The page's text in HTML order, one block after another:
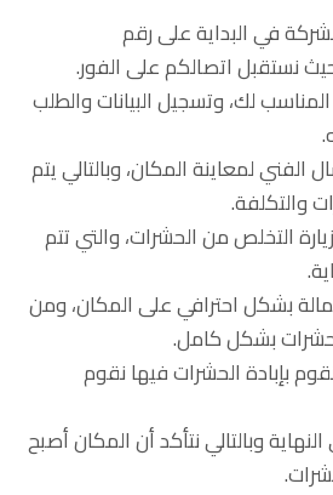
في البداية على رقم
لك، وتسجيل البيانات والطلب
الفني لمعاينة المكان، وبالتالي يتم
والتكلفة.
زيارة التخلص من الحشرات، والتي تتم
بشكل احترافي على المكان، ومن
بشكل كامل.
بإبادة الحشرات فيها نقوم
وبالتالي نتأكد أن المكان أصبح